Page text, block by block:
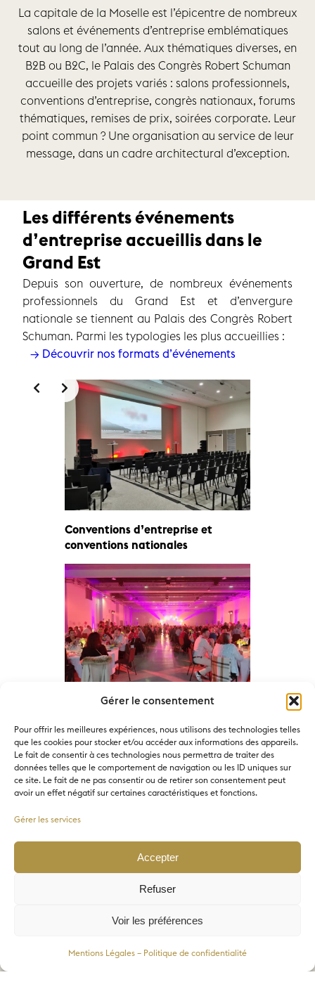
Gérer le consentement
Pour offrir les meilleures expériences, nous utilisons des technologies telles
que les cookies pour stocker et/ou accéder aux informations des appareils.
Le fait de consentir à ces technologies nous permettra de traiter des
données telles que le comportement de navigation ou les ID uniques sur
ce site. Le fait de ne pas consentir ou de retirer son consentement peut
avoir un effet négatif sur certaines caractéristiques et fonctions.
Gérer les services
Accepter
Refuser
Voir les préférences
Mentions Légales – Politique de confidentialité
La capitale de la Moselle est l’épicentre de nombreux
salons et événements d’entreprise emblématiques
tout au long de l’année. Aux thématiques diverses, en
B2B ou B2C, le Palais des Congrès Robert Schuman
accueille des projets variés : salons professionnels,
conventions d’entreprise, congrès nationaux, forums
thématiques, remises de prix, soirées corporate. Leur
point commun ? Une organisation au service de leur
message, dans un cadre architectural d’exception.
Les différents événements
d’entreprise accueillis dans le
Grand Est
Depuis son ouverture, de nombreux événements
professionnels du Grand Est et d’envergure
nationale se tiennent au Palais des Congrès Robert
Schuman. Parmi les typologies les plus accueillies :
→ Découvrir nos formats d’événements
Conventions d’entreprise et
conventions nationales
Congrès
Un peu d’histoire : un
bâtiment pensé pour les
événements
professionnels
Implanté depuis septembre 2018